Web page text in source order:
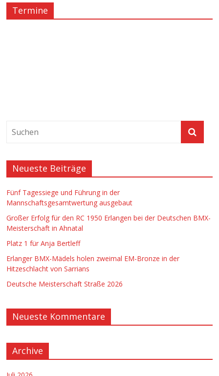
Termine
Neueste Beiträge
Fünf Tagessiege und Führung in der
Mannschaftsgesamtwertung ausgebaut
Großer Erfolg für den RC 1950 Erlangen bei der Deutschen BMX-
Meisterschaft in Ahnatal
Platz 1 für Anja Bertleff
Erlanger BMX-Mädels holen zweimal EM-Bronze in der
Hitzeschlacht von Sarrians
Deutsche Meisterschaft Straße 2026
Neueste Kommentare
Archive